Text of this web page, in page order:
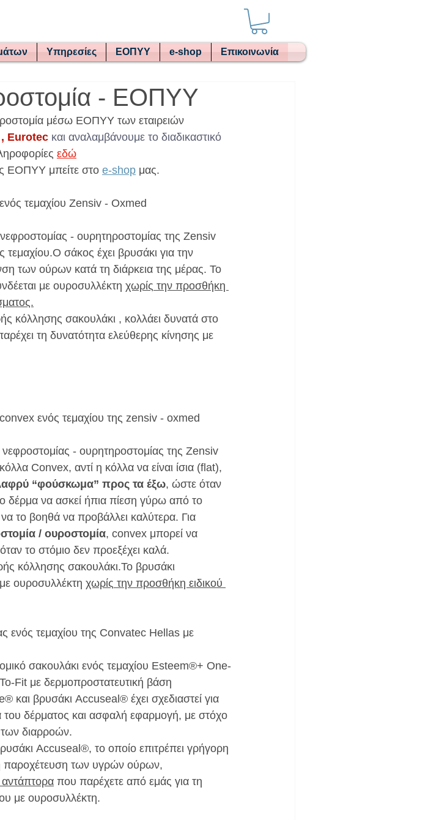
Υπηρεσίες ΕΟΠΥΥ e-shop Επικοινωνία
- ΕΟΠΥΥ
μέσω ΕΟΠΥΥ των εταιρειών
Eurotec και αναλαμβάνουμε το διαδικαστικό
εδώ
ΕΟΠΥΥ μπείτε στο e-shop μας.
τεμαχίου Zensiv - Oxmed
- ουρητηροστομίας της Zensiv
τεμαχίου.Ο σάκος έχει βρυσάκι για την
των ούρων κατά τη διάρκεια της μέρας. Το
με ουροσυλλέκτη χωρίς την προσθήκη
κόλλησης σακουλάκι , κολλάει δυνατά στο
τη δυνατότητα ελεύθερης κίνησης με
ενός τεμαχίου της zensiv - oxmed
νεφροστομίας - ουρητηροστομίας της Zensiv
Convex, αντί η κόλλα να είναι ίσια (flat),
“φούσκωμα” προς τα έξω, ώστε όταν
δέρμα να ασκεί ήπια πίεση γύρω από το
να το βοηθά να προβάλλει καλύτερα. Για
/ ουροστομία, convex μπορεί να
όταν το στόμιο δεν προεξέχει καλά.
κόλλησης σακουλάκι.Το βρυσάκι
με ουροσυλλέκτη χωρίς την προσθήκη ειδικού
ενός τεμαχίου της Convatec Hellas με
σακουλάκι ενός τεμαχίου Esteem®+ One-
Fit με δερμοπροστατευτική βάση
και βρυσάκι Accuseal® έχει σχεδιαστεί για
του δέρματος και ασφαλή εφαρμογή, με στόχο
διαρροών.
παροχέτευση των υγρών ούρων,
αντάπτορα που παρέχετε από εμάς για τη
με ουροσυλλέκτη.